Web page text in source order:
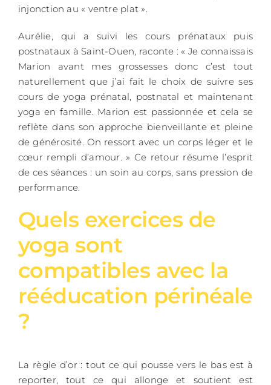
injonction au « ventre plat ».
Aurélie, qui a suivi les cours prénataux puis
postnataux à Saint-Ouen, raconte : « Je connaissais
Marion avant mes grossesses donc c’est tout
naturellement que j’ai fait le choix de suivre ses
cours de yoga prénatal, postnatal et maintenant
yoga en famille. Marion est passionnée et cela se
reflète dans son approche bienveillante et pleine
de générosité. On ressort avec un corps léger et le
cœur rempli d’amour. » Ce retour résume l’esprit
de ces séances : un soin au corps, sans pression de
performance.
Quels exercices de
yoga sont
compatibles avec la
rééducation périnéale
?
La règle d’or : tout ce qui pousse vers le bas est à
reporter, tout ce qui allonge et soutient est